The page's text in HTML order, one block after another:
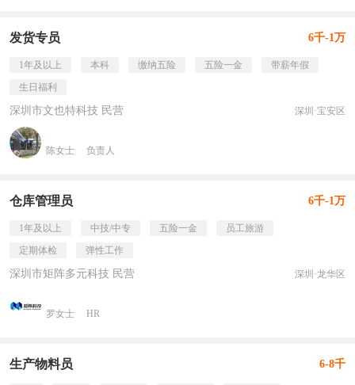
发货专员 6千-1万
1年及以上 本科 缴纳五险 五险一金
带薪年假
生日福利
深圳市文也特科技 民营 深圳·宝安区
陈女士 负责人
仓库管理员 6千-1万
1年及以上 中技/中专 五险一金
员工旅游
定期体检
弹性工作
深圳市矩阵多元科技 民营 深圳·龙华区
罗女士 HR
生产物料员 6-8千